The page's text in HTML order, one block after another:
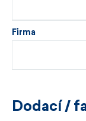
Firma
Dodací /